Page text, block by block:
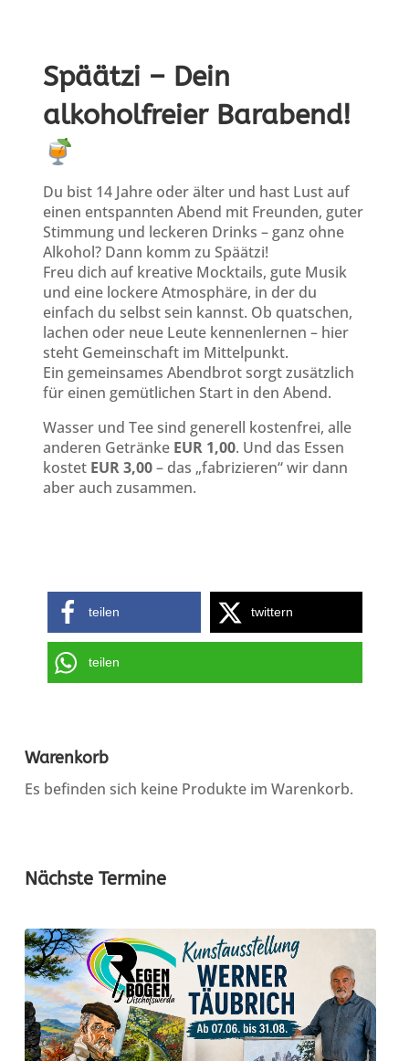
Späätzi – Dein
alkoholfreier Barabend!
Du bist 14 Jahre oder älter und hast Lust auf
einen entspannten Abend mit Freunden, guter
Stimmung und leckeren Drinks – ganz ohne
Alkohol? Dann komm zu Späätzi!
Freu dich auf kreative Mocktails, gute Musik
und eine lockere Atmosphäre, in der du
einfach du selbst sein kannst. Ob quatschen,
lachen oder neue Leute kennenlernen – hier
steht Gemeinschaft im Mittelpunkt.
Ein gemeinsames Abendbrot sorgt zusätzlich
für einen gemütlichen Start in den Abend.
Wasser und Tee sind generell kostenfrei, alle
anderen Getränke EUR 1,00. Und das Essen
kostet EUR 3,00– das „fabrizieren“ wir dann
aber auch zusammen.
teilen twittern
teilen
Warenkorb
Es befinden sich keine Produkte im Warenkorb.
Nächste Termine